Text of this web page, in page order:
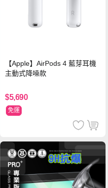
【Apple】AirPods 4 藍芽耳機
主動式降噪款
$5,690
免運